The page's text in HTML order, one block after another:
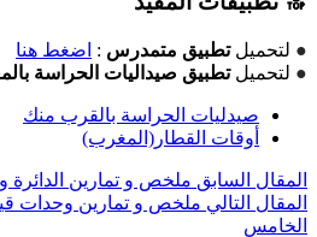
● لتحميلتطبيق متمدرس : اضغط هنا
● لتحميلتطبيق صيداليات الحراسة
صيدليات الحراسة بالقرب منك
أوقات القطار(المغرب)
المقال السابق ملخص و تمارين
المقال التالي ملخص و تمارين وحدات
الخامس